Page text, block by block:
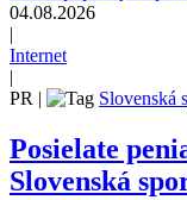
04.08.2026
Internet
PR
Slovenská
Posielate
Slovenská